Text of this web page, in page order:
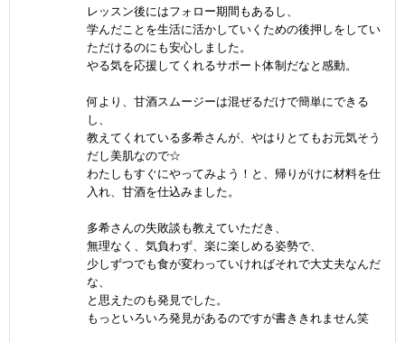
レッスン後にはフォロー期間もあるし、
学んだことを生活に活かしていくための後押しをしてい
ただけるのにも安心しました。
やる気を応援してくれるサポート体制だなと感動。
何より、甘酒スムージーは混ぜるだけで簡単にできる
し、
教えてくれている多希さんが、やはりとてもお元気そう
だし美肌なので☆
わたしもすぐにやってみよう！と、帰りがけに材料を仕
入れ、甘酒を仕込みました。
多希さんの失敗談も教えていただき、
無理なく、気負わず、楽に楽しめる姿勢で、
少しずつでも食が変わっていければそれで大丈夫なんだ
な、
と思えたのも発見でした。
もっといろいろ発見があるのですが書ききれません笑